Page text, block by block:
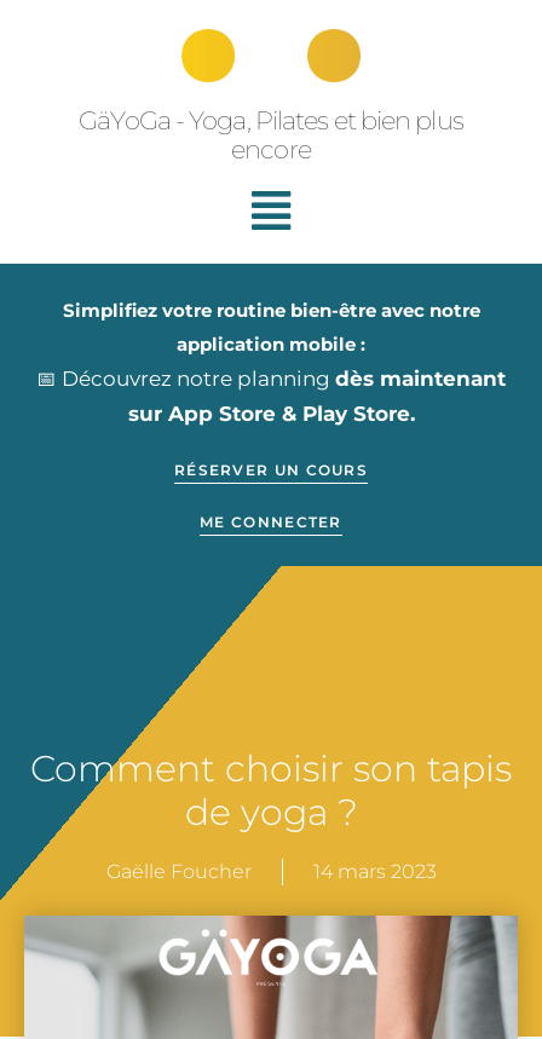
GäYoGa - Yoga, Pilates et bien plus
encore
Simplifiez votre routine bien-être avec notre
application mobile :
📅 Découvrez notre planning dès maintenant
sur App Store & Play Store.
RÉSERVER UN COURS
ME CONNECTER
Comment choisir son tapis
de yoga ?
Gaëlle Foucher 14 mars 2023